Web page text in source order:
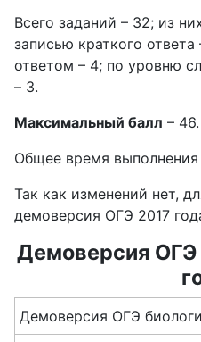
Всего заданий – 32; из
записью краткого
ответом – 4; по уровню
– 3.
Максимальный балл – 46.
Общее время
Так как изменений нет,
демоверсия ОГЭ 2017
Демоверсия ОГЭ
Демоверсия ОГЭ